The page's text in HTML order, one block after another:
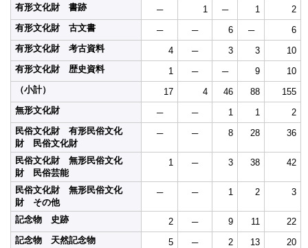
有形文化財 書跡
─ 1 ─ 1
2
有形文化財 古文書
─ ─ 6 ─
6
有形文化財 考古資料
4 ─ 3 3
10
有形文化財 歴史資料
1 ─ ─ 9
10
（小計）
17 4 46 88
155
無形文化財
─ ─ 1 1
2
民俗文化財 有形民俗文化
財 民俗文化財
─ ─ 8 28 36
民俗文化財 無形民俗文化
財 民俗芸能
1 ─ 3 38 42
民俗文化財 無形民俗文化
財 その他
─ ─ 1 2 3
記念物 史跡 2 ─ 9 11
22
記念物 天然記念物
5 ─ 2 13
20